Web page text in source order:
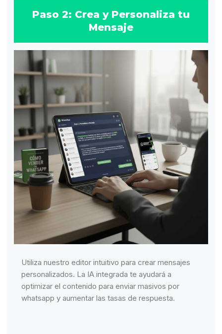
Paso 2: Crea y Personaliza tu
Mensaje
Utiliza nuestro editor intuitivo para crear mensajes
personalizados. La IA integrada te ayudará a
optimizar el contenido para enviar masivos por
whatsapp y aumentar las tasas de respuesta.